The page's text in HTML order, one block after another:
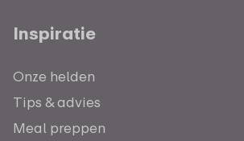
Inspiratie
Onze helden
Tips & advies
Meal preppen